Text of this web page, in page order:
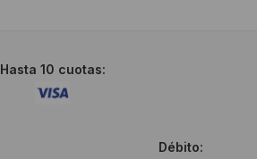
Hasta 10 cuotas:
Débito: